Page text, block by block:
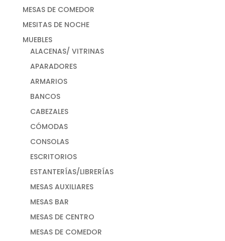
MESAS DE COMEDOR
MESITAS DE NOCHE
MUEBLES
ALACENAS/ VITRINAS
APARADORES
ARMARIOS
BANCOS
CABEZALES
CÓMODAS
CONSOLAS
ESCRITORIOS
ESTANTERÍAS/LIBRERÍAS
MESAS AUXILIARES
MESAS BAR
MESAS DE CENTRO
MESAS DE COMEDOR